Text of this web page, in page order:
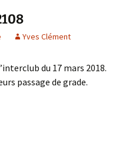
Yves Clément
du 17 mars 2018.
passage de grade.